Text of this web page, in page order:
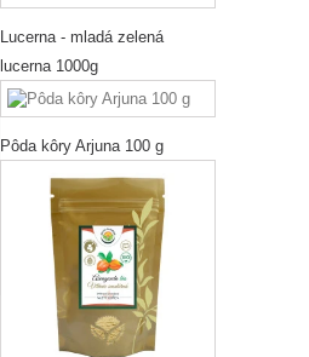
Lucerna - mladá zelená
lucerna 1000g
Pôda kôry Arjuna 100 g